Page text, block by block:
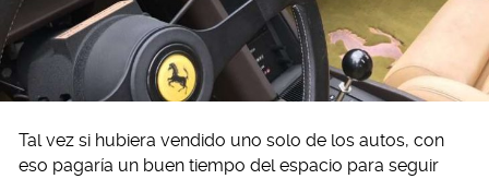
Tal vez si hubiera vendido uno solo de los autos, con
eso pagaría un buen tiempo del espacio para seguir